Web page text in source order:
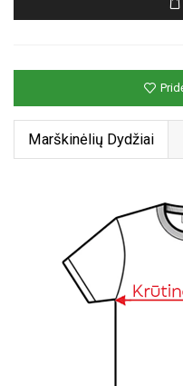
Marškinėlių Dydžiai